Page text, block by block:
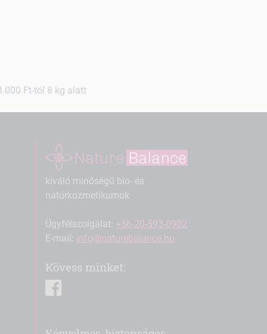
Ft-tól 8 kg alatt
kiváló minőségű bio- és
natúrkozmetikumok
Ügyfélszolgálat: +36-20-593-0902
E-mail: info@naturebalance.hu
Kövess minket: